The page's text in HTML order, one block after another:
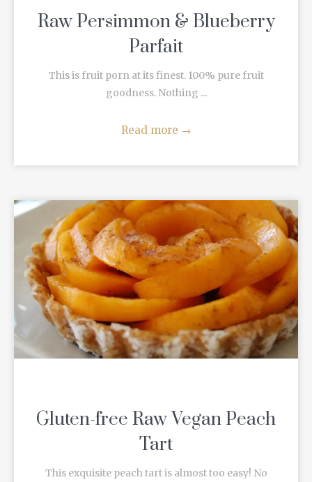
Raw Persimmon & Blueberry
Parfait
This is fruit porn at its finest. 100% pure fruit
goodness. Nothing ...
Read more →
Gluten-free Raw Vegan Peach
Tart
This exquisite peach tart is almost too easy! No